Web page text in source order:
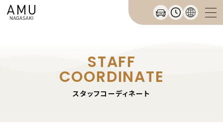
STAFF
COORDINATE
スタッフコーディネート